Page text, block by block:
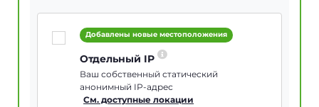
Добавлены новые местоположения
Отдельный IP
Ваш собственный статический
анонимный IP-адрес
См. доступные локации